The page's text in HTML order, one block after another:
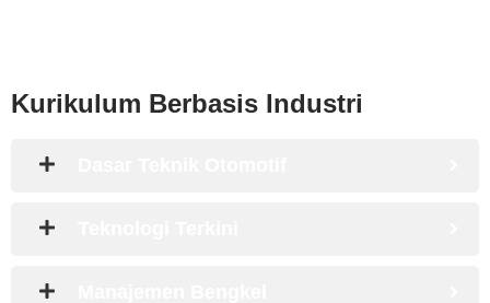
Kurikulum Berbasis Industri